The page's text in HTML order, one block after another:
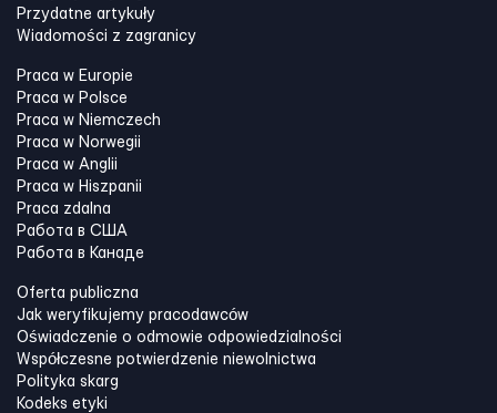
Przydatne artykuły
Wiadomości z zagranicy
Praca w Europie
Praca w Polsce
Praca w Niemczech
Praca w Norwegii
Praca w Anglii
Praca w Hiszpanii
Praca zdalna
Работа в США
Работа в Канадe
Oferta publiczna
Jak weryfikujemy pracodawców
Oświadczenie o odmowie odpowiedzialności
Współczesne potwierdzenie niewolnictwa
Polityka skarg
Kodeks etyki